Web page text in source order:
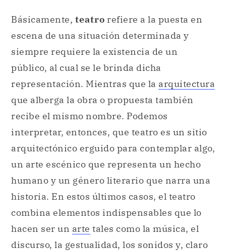
Básicamente, teatro refiere a la puesta en
escena de una situación determinada y
siempre requiere la existencia de un
público, al cual se le brinda dicha
representación. Mientras que la arquitectura
que alberga la obra o propuesta también
recibe el mismo nombre. Podemos
interpretar, entonces, que teatro es un sitio
arquitectónico erguido para contemplar algo,
un arte escénico que representa un hecho
humano y un género literario que narra una
historia. En estos últimos casos, el teatro
combina elementos indispensables que lo
hacen ser un arte tales como la música, el
discurso, la gestualidad, los sonidos y, claro